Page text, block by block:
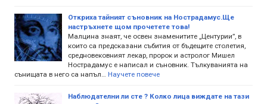
Откриха тайният съновник на Нострадамус.Ще
настръхнете щом прочетете това!
Малцина знаят, че освен знаменитите „Центурии”, в
които са предсказани събития от бъдещите столетия,
средновековният лекар, пророк и астролог Мишел
Нострадамус е написал и съновник. Тълкуванията на
сънищата в него са напъл…
Научете повече
Наблюдателни ли сте ? Колко лица виждате на тази